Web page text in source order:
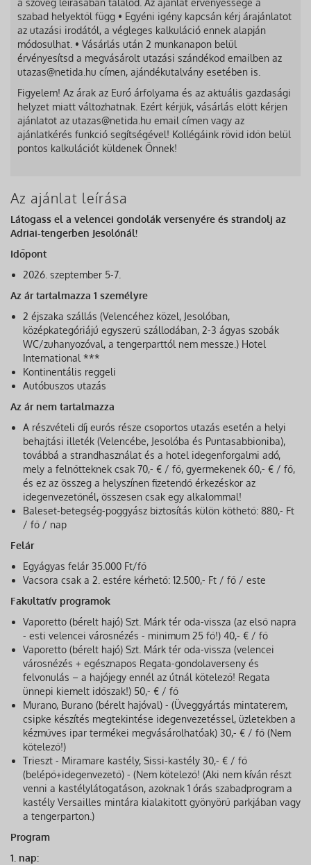
a szöveg leírásában találod. Az ajánlat érvényessége a
szabad helyektől függ • Egyéni igény kapcsán kérj árajánlatot
az utazási irodától, a végleges kalkuláció ennek alapján
módosulhat. • Vásárlás után 2 munkanapon belül
érvényesítsd a megvásárolt utazási szándékod emailben az
utazas@netida.hu címen, ajándékutalvány esetében is.
Figyelem! Az árak az Euró árfolyama és az aktuális gazdasági
helyzet miatt változhatnak. Ezért kérjük, vásárlás előtt kérjen
ajánlatot az utazas@netida.hu email címen vagy az
ajánlatkérés funkció segítségével! Kollégáink rövid időn belül
pontos kalkulációt küldenek Önnek!
Az ajánlat leírása
Látogass el a velencei gondolák versenyére és strandolj az
Adriai-tengerben Jesolónál!
Időpont
2026. szeptember 5-7.
Az ár tartalmazza 1 személyre
2 éjszaka szállás (Velencéhez közel, Jesolóban,
középkategóriájú egyszerű szállodában, 2-3 ágyas szobák
WC/zuhanyozóval, a tengerparttól nem messze.) Hotel
International ***
Kontinentális reggeli
Autóbuszos utazás
Az ár nem tartalmazza
A részvételi díj eurós része csoportos utazás esetén a helyi
behajtási illeték (Velencébe, Jesolóba és Puntasabbioniba),
továbbá a strandhasználat és a hotel idegenforgalmi adó,
mely a felnőtteknek csak 70,- € / fő, gyermekenek 60,- € / fő,
és ez az összeg a helyszínen fizetendő érkezéskor az
idegenvezetőnél, összesen csak egy alkalommal!
Baleset-betegség-poggyász biztosítás külön köthető: 880,- Ft
/ fő / nap
Felár
Egyágyas felár 35.000 Ft/fő
Vacsora csak a 2. estére kérhető: 12.500,- Ft / fő / este
Fakultatív programok
Vaporetto (bérelt hajó) Szt. Márk tér oda-vissza (az első napra
- esti velencei városnézés - minimum 25 fő!) 40,- € / fő
Vaporetto (bérelt hajó) Szt. Márk tér oda-vissza (velencei
városnézés + egésznapos Regata-gondolaverseny és
felvonulás – a hajójegy ennél az útnál kötelező! Regata
ünnepi kiemelt időszak!) 50,- € / fő
Murano, Burano (bérelt hajóval) - (Üveggyártás mintaterem,
csipke készítés megtekintése idegenvezetéssel, üzletekben a
kézműves ipar termékei megvásárolhatóak) 30,- € / fő (Nem
kötelező!)
Trieszt - Miramare kastély, Sissi-kastély 30,- € / fő
(belépő+idegenvezető) - (Nem kötelező! (Aki nem kíván részt
venni a kastélylátogatáson, azoknak 1 órás szabadprogram a
kastély Versailles mintára kialakitott gyönyörű parkjában vagy
a tengerparton.)
Program
1. nap: